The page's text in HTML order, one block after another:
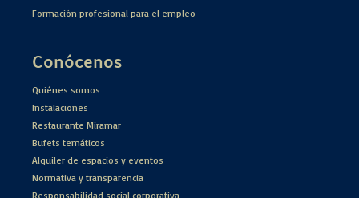
Formación profesional para el empleo
Conócenos
Quiénes somos
Instalaciones
Restaurante Miramar
Bufets temáticos
Alquiler de espacios y eventos
Normativa y transparencia
Responsabilidad social corporativa